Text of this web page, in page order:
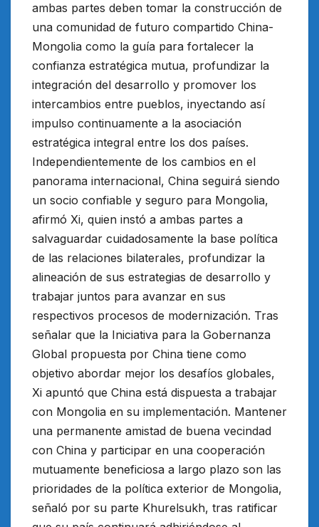
ambas partes deben tomar la construcción de
una comunidad de futuro compartido China-
Mongolia como la guía para fortalecer la
confianza estratégica mutua, profundizar la
integración del desarrollo y promover los
intercambios entre pueblos, inyectando así
impulso continuamente a la asociación
estratégica integral entre los dos países.
Independientemente de los cambios en el
panorama internacional, China seguirá siendo
un socio confiable y seguro para Mongolia,
afirmó Xi, quien instó a ambas partes a
salvaguardar cuidadosamente la base política
de las relaciones bilaterales, profundizar la
alineación de sus estrategias de desarrollo y
trabajar juntos para avanzar en sus
respectivos procesos de modernización. Tras
señalar que la Iniciativa para la Gobernanza
Global propuesta por China tiene como
objetivo abordar mejor los desafíos globales,
Xi apuntó que China está dispuesta a trabajar
con Mongolia en su implementación. Mantener
una permanente amistad de buena vecindad
con China y participar en una cooperación
mutuamente beneficiosa a largo plazo son las
prioridades de la política exterior de Mongolia,
señaló por su parte Khurelsukh, tras ratificar